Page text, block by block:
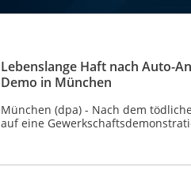
Lebenslange Haft nach Auto-
Demo in München
München (dpa) - Nach dem
auf eine